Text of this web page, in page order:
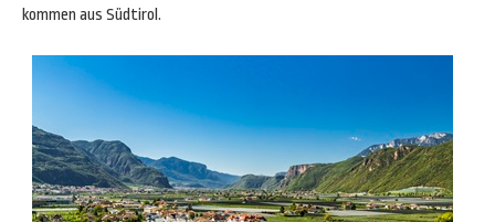
kommen aus Südtirol.